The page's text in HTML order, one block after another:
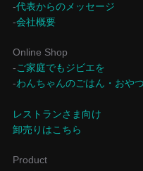
-代表からのメッセージ
-会社概要
Online Shop
-ご家庭でもジビエを
-わんちゃんのごはん・おやつ
レストランさま向け
卸売りはこちら
Product